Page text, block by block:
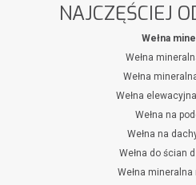
NAJCZĘŚCIEJ
Wełna
Wełna
Wełna
Wełna
Wełna na
Wełna na
Wełna do ścian
Wełna mineralna